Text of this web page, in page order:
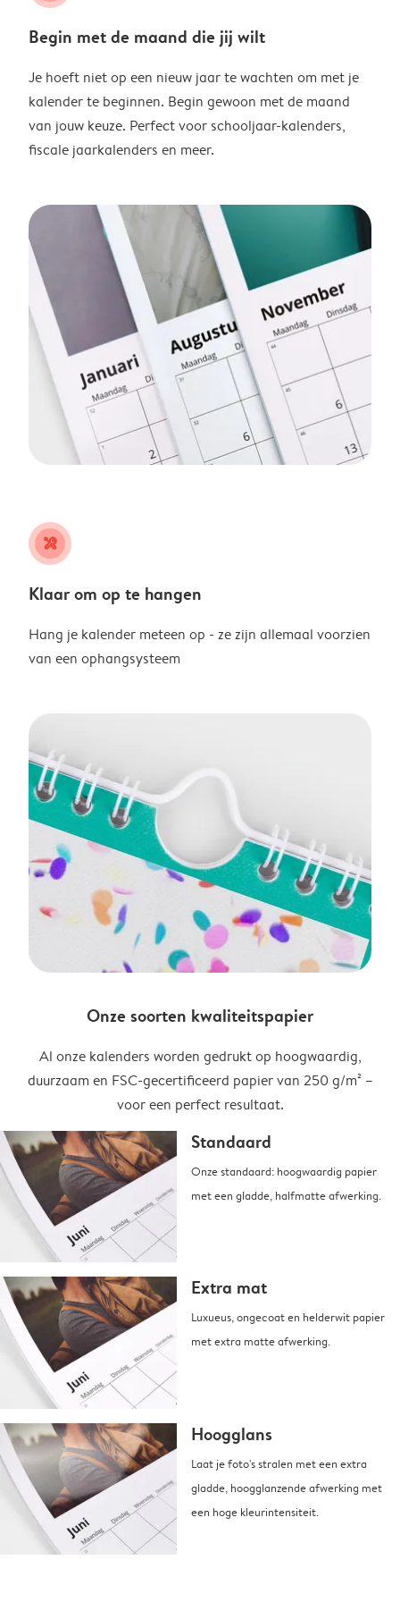
Begin met de maand die jij wilt
Je hoeft niet op een nieuw jaar te wachten om met je
kalender te beginnen. Begin gewoon met de maand
van jouw keuze. Perfect voor schooljaar-kalenders,
fiscale jaarkalenders en meer.
tools
Klaar om op te hangen
Hang je kalender meteen op - ze zijn allemaal voorzien
van een ophangsysteem
Onze soorten kwaliteitspapier
Al onze kalenders worden gedrukt op hoogwaardig,
duurzaam en FSC-gecertificeerd papier van 250 g/m² –
voor een perfect resultaat.
Standaard
Onze standaard: hoogwaardig papier
met een gladde, halfmatte afwerking.
Extra mat
Luxueus, ongecoat en helderwit papier
met extra matte afwerking.
Hoogglans
Laat je foto's stralen met een extra
gladde, hoogglanzende afwerking met
een hoge kleurintensiteit.